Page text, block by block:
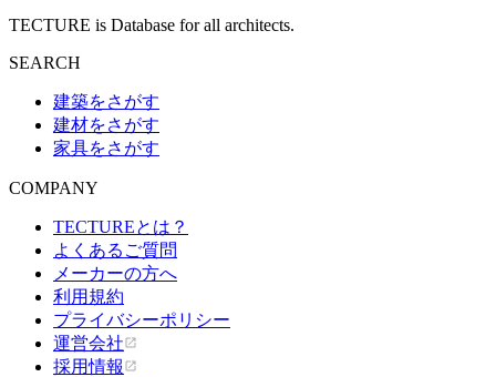
TECTURE is Database for all architects.
SEARCH
建築をさがす
建材をさがす
家具をさがす
COMPANY
TECTUREとは？
よくあるご質問
メーカーの方へ
利用規約
プライバシーポリシー
運営会社
採用情報